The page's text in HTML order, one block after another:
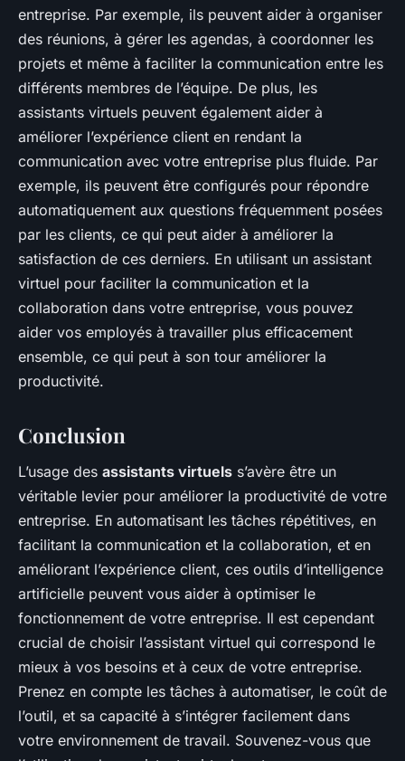
entreprise. Par exemple, ils peuvent aider à organiser
des réunions, à gérer les agendas, à coordonner les
projets et même à faciliter la communication entre les
différents membres de l’équipe. De plus, les
assistants virtuels peuvent également aider à
améliorer l’expérience client en rendant la
communication avec votre entreprise plus fluide. Par
exemple, ils peuvent être configurés pour répondre
automatiquement aux questions fréquemment posées
par les clients, ce qui peut aider à améliorer la
satisfaction de ces derniers. En utilisant un assistant
virtuel pour faciliter la communication et la
collaboration dans votre entreprise, vous pouvez
aider vos employés à travailler plus efficacement
ensemble, ce qui peut à son tour améliorer la
productivité.
Conclusion
L’usage des assistants virtuels s’avère être un
véritable levier pour améliorer la productivité de votre
entreprise. En automatisant les tâches répétitives, en
facilitant la communication et la collaboration, et en
améliorant l’expérience client, ces outils d’intelligence
artificielle peuvent vous aider à optimiser le
fonctionnement de votre entreprise. Il est cependant
crucial de choisir l’assistant virtuel qui correspond le
mieux à vos besoins et à ceux de votre entreprise.
Prenez en compte les tâches à automatiser, le coût de
l’outil, et sa capacité à s’intégrer facilement dans
votre environnement de travail. Souvenez-vous que